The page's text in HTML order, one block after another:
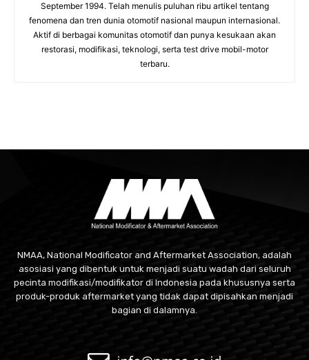
September 1994. Telah menulis puluhan ribu artikel tentang
fenomena dan tren dunia otomotif nasional maupun internasional.
Aktif di berbagai komunitas otomotif dan punya kesukaan akan
restorasi, modifikasi, teknologi, serta test drive mobil-motor
terbaru.
NMAA, National Modificator and Aftermarket Association, adalah
asosiasi yang dibentuk untuk menjadi suatu wadah dari seluruh
pecinta modifikasi/modifikator di Indonesia pada khususnya serta
produk-produk aftermarket yang tidak dapat dipisahkan menjadi
bagian di dalamnya.